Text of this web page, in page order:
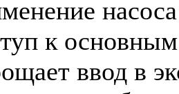
к
ввод в